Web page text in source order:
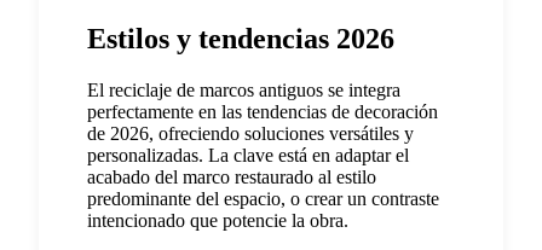
Estilos y tendencias 2026
El reciclaje de marcos antiguos se integra
perfectamente en las tendencias de decoración
de 2026, ofreciendo soluciones versátiles y
personalizadas. La clave está en adaptar el
acabado del marco restaurado al estilo
predominante del espacio, o crear un contraste
intencionado que potencie la obra.